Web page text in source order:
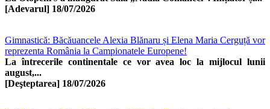
[Adevarul] 18/07/2026
Gimnastică: Băcăuancele Alexia Blănaru și Elena Maria Cerguță vor
reprezenta România la Campionatele Europene!
La întrecerile continentale ce vor avea loc la mijlocul lunii
august,...
[Deşteptarea] 18/07/2026